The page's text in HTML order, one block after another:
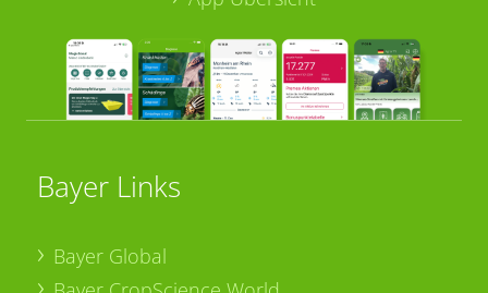
Bayer Links
Bayer Global